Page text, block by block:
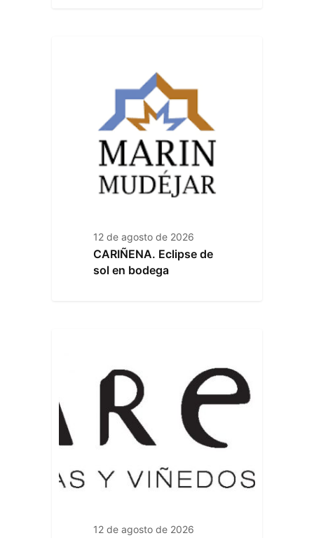
12 de agosto de 2026
CARIÑENA. Eclipse de
sol en bodega
12 de agosto de 2026